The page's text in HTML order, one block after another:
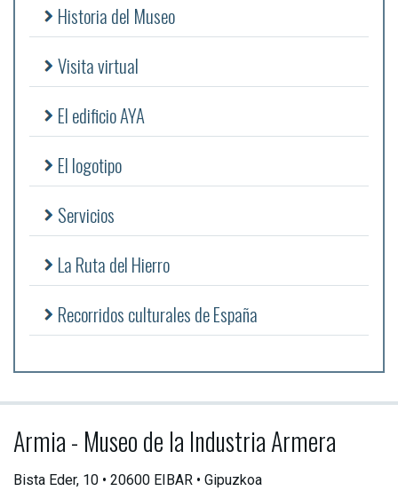
Historia del Museo
Visita virtual
El edificio AYA
El logotipo
Servicios
La Ruta del Hierro
Recorridos culturales de España
Armia - Museo de la Industria Armera
Bista Eder, 10 • 20600 EIBAR • Gipuzkoa